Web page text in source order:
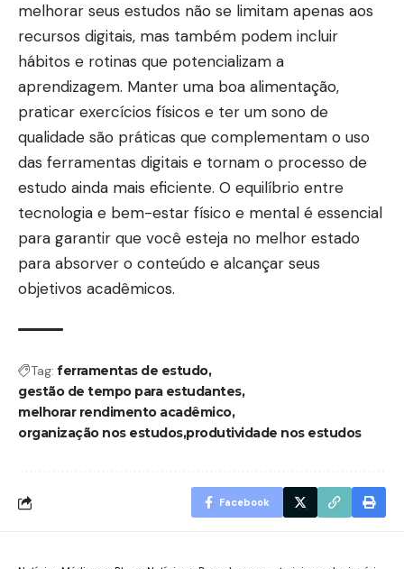
melhorar seus estudos não se limitam apenas aos
recursos digitais, mas também podem incluir
hábitos e rotinas que potencializam a
aprendizagem. Manter uma boa alimentação,
praticar exercícios físicos e ter um sono de
qualidade são práticas que complementam o uso
das ferramentas digitais e tornam o processo de
estudo ainda mais eficiente. O equilíbrio entre
tecnologia e bem-estar físico e mental é essencial
para garantir que você esteja no melhor estado
para absorver o conteúdo e alcançar seus
objetivos acadêmicos.
Tag: ferramentas de estudo
gestão de tempo para estudantes
melhorar rendimento acadêmico
organização nos estudosprodutividade nos estudos
Facebook